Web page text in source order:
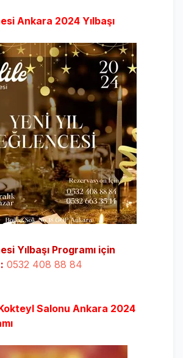
Ankara 2024 Yılbaşı
Yılbaşı Programı için
0532 408 88 84
Salonu Ankara 2024